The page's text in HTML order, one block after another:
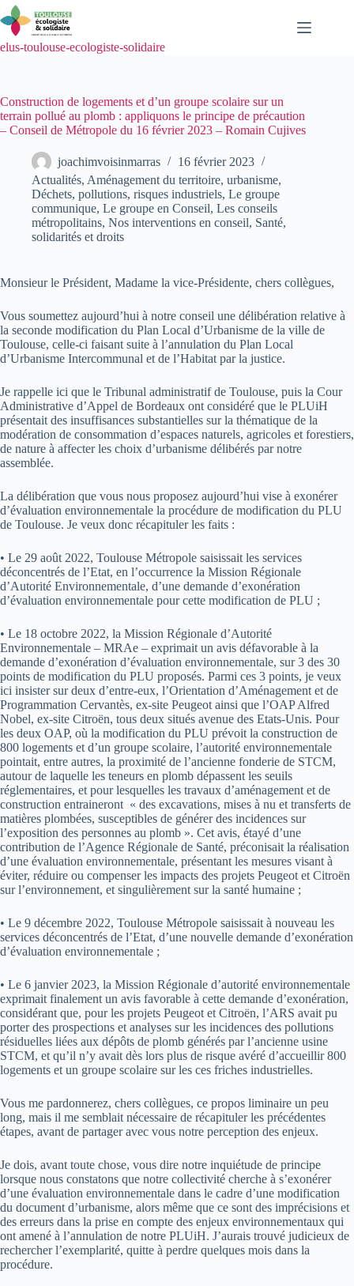
Passer
au
contenu
elus-toulouse-ecologiste-solidaire
Construction de logements et d’un groupe scolaire sur un
terrain pollué au plomb : appliquons le principe de précaution
– Conseil de Métropole du 16 février 2023 – Romain Cujives
joachimvoisinmarras
16 février 2023
Actualités, Aménagement du territoire, urbanisme,
Déchets, pollutions, risques industriels, Le groupe
communique, Le groupe en Conseil, Les conseils
métropolitains, Nos interventions en conseil, Santé,
solidarités et droits
Monsieur le Président, Madame la vice-Présidente, chers collègues,
Vous soumettez aujourd’hui à notre conseil une délibération relative à
la seconde modification du Plan Local d’Urbanisme de la ville de
Toulouse, celle-ci faisant suite à l’annulation du Plan Local
d’Urbanisme Intercommunal et de l’Habitat par la justice.
Je rappelle ici que le Tribunal administratif de Toulouse, puis la Cour
Administrative d’Appel de Bordeaux ont considéré que le PLUiH
présentait des insuffisances substantielles sur la thématique de la
modération de consommation d’espaces naturels, agricoles et forestiers,
de nature à affecter les choix d’urbanisme délibérés par notre
assemblée.
La délibération que vous nous proposez aujourd’hui vise à exonérer
d’évaluation environnementale la procédure de modification du PLU
de Toulouse. Je veux donc récapituler les faits :
• Le 29 août 2022, Toulouse Métropole saisissait les services
déconcentrés de l’Etat, en l’occurrence la Mission Régionale
d’Autorité Environnementale, d’une demande d’exonération
d’évaluation environnementale pour cette modification de PLU ;
• Le 18 octobre 2022, la Mission Régionale d’Autorité
Environnementale – MRAe – exprimait un avis défavorable à la
demande d’exonération d’évaluation environnementale, sur 3 des 30
points de modification du PLU proposés. Parmi ces 3 points, je veux
ici insister sur deux d’entre-eux, l’Orientation d’Aménagement et de
Programmation Cervantès, ex-site Peugeot ainsi que l’OAP Alfred
Nobel, ex-site Citroën, tous deux situés avenue des Etats-Unis. Pour
les deux OAP, où la modification du PLU prévoit la construction de
800 logements et d’un groupe scolaire, l’autorité environnementale
pointait, entre autres, la proximité de l’ancienne fonderie de STCM,
autour de laquelle les teneurs en plomb dépassent les seuils
réglementaires, et pour lesquelles les travaux d’aménagement et de
construction entraineront « des excavations, mises à nu et transferts de
matières plombées, susceptibles de générer des incidences sur
l’exposition des personnes au plomb ». Cet avis, étayé d’une
contribution de l’Agence Régionale de Santé, préconisait la réalisation
d’une évaluation environnementale, présentant les mesures visant à
éviter, réduire ou compenser les impacts des projets Peugeot et Citroën
sur l’environnement, et singulièrement sur la santé humaine ;
• Le 9 décembre 2022, Toulouse Métropole saisissait à nouveau les
services déconcentrés de l’Etat, d’une nouvelle demande d’exonération
d’évaluation environnementale ;
• Le 6 janvier 2023, la Mission Régionale d’autorité environnementale
exprimait finalement un avis favorable à cette demande d’exonération,
considérant que, pour les projets Peugeot et Citroën, l’ARS avait pu
porter des prospections et analyses sur les incidences des pollutions
résiduelles liées aux dépôts de plomb générés par l’ancienne usine
STCM, et qu’il n’y avait dès lors plus de risque avéré d’accueillir 800
logements et un groupe scolaire sur les ces friches industrielles.
Vous me pardonnerez, chers collègues, ce propos liminaire un peu
long, mais il me semblait nécessaire de récapituler les précédentes
étapes, avant de partager avec vous notre perception des enjeux.
Je dois, avant toute chose, vous dire notre inquiétude de principe
lorsque nous constatons que notre collectivité cherche à s’exonérer
d’une évaluation environnementale dans le cadre d’une modification
du document d’urbanisme, alors même que ce sont des imprécisions et
des erreurs dans la prise en compte des enjeux environnementaux qui
ont amené à l’annulation de notre PLUiH. J’aurais trouvé judicieux de
rechercher l’exemplarité, quitte à perdre quelques mois dans la
procédure.